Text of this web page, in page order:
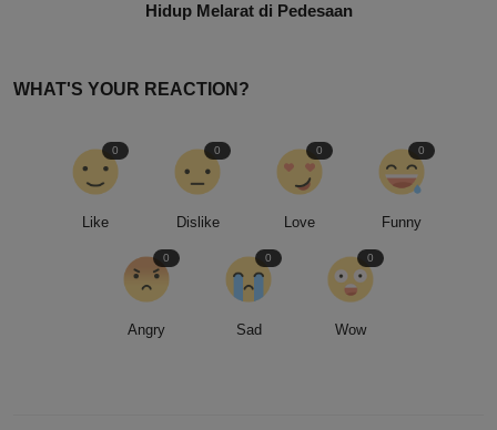
Hidup Melarat di Pedesaan
WHAT'S YOUR REACTION?
Like
0
Dislike
0
Love
0
Funny
0
Angry
0
Sad
0
Wow
0